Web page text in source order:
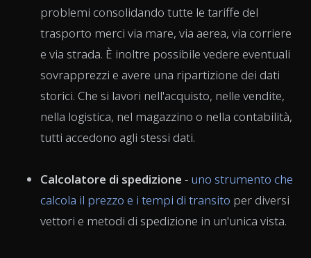
problemi consolidando tutte le tariffe del
trasporto merci via mare, via aerea, via corriere
e via strada. È inoltre possibile vedere eventuali
sovrapprezzi e avere una ripartizione dei dati
storici. Che si lavori nell'acquisto, nelle vendite,
nella logistica, nel magazzino o nella contabilità,
tutti accedono agli stessi dati.
Calcolatore di spedizione - uno strumento che
calcola il prezzo e i tempi di transito per diversi
vettori e metodi di spedizione in un'unica vista.